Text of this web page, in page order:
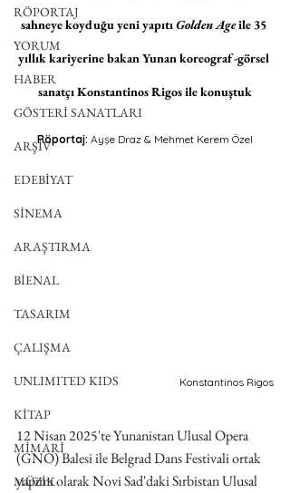
RÖPORTAJ
YORUM
HABER
GÖSTERİ SANATLARI
ARŞİV
EDEBİYAT
SİNEMA
ARAŞTIRMA
BİENAL
TASARIM
ÇALIŞMA
UNLIMITED KIDS
KİTAP
MİMARİ
MÜZİK
sahneye koyduğu yeni yapıtı Golden Age ile 35
yıllık kariyerine bakan Yunan koreograf-görsel
sanatçı Konstantinos Rigos ile konuştuk
Röportaj: Ayşe Draz & Mehmet Kerem Özel
Konstantinos Rigos
12 Nisan 2025'te Yunanistan Ulusal Opera
(GNO) Balesi ile Belgrad Dans Festivali ortak
yapımı olarak Novi Sad'daki Sırbistan Ulusal